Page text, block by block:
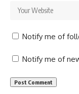
Notify me of
Notify me of